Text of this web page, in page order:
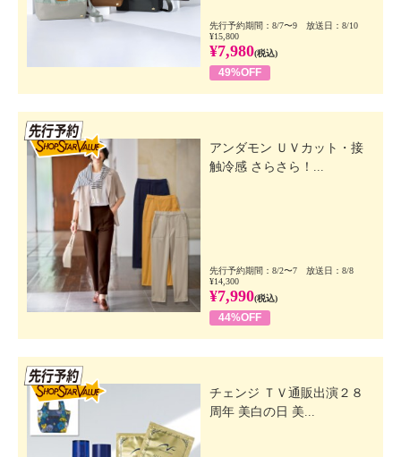
先行予約期間：8/7〜9 放送日：8/10
¥15,800
¥7,980(税込)
49%OFF
アンダモン ＵＶカット・接
触冷感 さらさら！...
先行予約期間：8/2〜7 放送日：8/8
¥14,300
¥7,990(税込)
44%OFF
チェンジ ＴＶ通販出演２８
周年 美白の日 美...